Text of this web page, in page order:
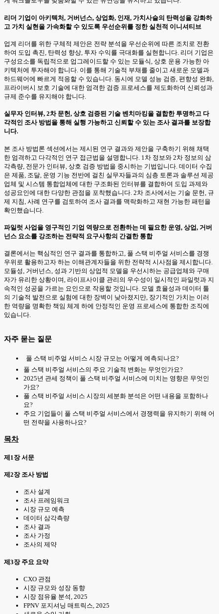
리더 기업이 아키텍처, 거버넌스, 상업화, 인재, 가치사슬의 탄력성을 강화하
고 가치 실현을 가속화할 수 있도록 우선순위를 정한 실천적 이니셔티브
업계 리더를 위한 구체적 제안은 전략 분석을 우선순위에 따른 조치로 전환
하여 도입 촉진, 탄력성 향상, 투자 수익률 극대화를 실현합니다. 리더 기업은
구성요소를 독립적으로 업그레이드할 수 있는 모듈식, 상호 운용 가능한 아
키텍처에 투자해야 합니다. 이를 통해 기술적 부채를 줄이고 새로운 모델과
하드웨어에 빠르게 적응할 수 있습니다. 동시에 모델 성능 검증, 편향성 완화,
프라이버시 보호 기술에 대한 엄격한 검증 프로세스를 제도화하여 신뢰성과
규제 준수를 유지해야 합니다.
실무자 인터뷰, 2차 문헌, 상호 검증된 기술 벤치마킹을 결합한 투명하고 다
각적인 조사 방법을 통해 실행 가능하고 신뢰할 수 있는 조사 결과를 보장합
니다.
본 조사 방법론 섹션에서는 제시된 연구 결과와 제안을 구축하기 위해 채택
한 엄격하고 다각적인 연구 접근법을 설명합니다. 1차 정보와 2차 정보의 삼
각측량, 전문가 인터뷰, 상호 검증 방법을 중시하는 기법입니다. 데이터 수집
은 제품, 조달, 운영 기능 전반에 걸친 실무자들과의 심층 토론과 솔루션 제공
업체 및 시스템 통합업체에 대한 구조화된 인터뷰를 결합하여 도입 과제와
성공요인에 대한 다양한 관점을 포착했습니다. 2차 조사에서는 기술 문헌, 규
제 지침, 사례 연구를 검토하여 조사 결과를 맥락화하고 재현 가능한 패턴을
확인했습니다.
파일럿 사업을 영구적인 기업 역량으로 전환하는 데 필요한 운영, 상업, 거버
넌스 요소를 강조하는 전략적 요구사항의 간결한 통합
결론에서는 핵심적인 연구 결과를 통합하고, 풀 스택 비주얼 서비스를 경쟁
우위로 활용하고자 하는 이해관계자들을 위한 전략적 시사점을 제시합니다.
모듈성, 거버넌스, 성과 기반의 상업적 모델을 우선시하는 공급업체와 구매
자가 유리한 상황이며, 라이프사이클 관리의 우수성이 일시적인 파일럿과 지
속적인 성공을 가르는 요인으로 작용할 것입니다. 모델 효율성과 데이터 툴
의 기술적 발전으로 실험에 대한 장벽이 낮아졌지만, 장기적인 가치는 이러
한 역량을 명확한 책임 체계 하에 안정적인 운영 프로세스에 통합한 조직에
있습니다.
자주 묻는 질문
풀 스택 비주얼 서비스 시장 규모는 어떻게 예측되나요?
풀 스택 비주얼 서비스의 주요 기술적 변화는 무엇인가요?
2025년 관세 정책이 풀 스택 비주얼 서비스에 미치는 영향은 무엇인
가요?
풀 스택 비주얼 서비스 시장의 세분화 분석은 어떤 내용을 포함하나
요?
주요 기업들이 풀 스택 비주얼 서비스에서 경쟁력을 유지하기 위해 어
떤 전략을 사용하나요?
목차
제1장 서문
제2장 조사 방법
조사 설계
조사 프레임워크
시장 규모 예측
데이터 삼각측량
조사 결과
조사 가정
조사의 제약
제3장 주요 요약
CXO 관점
시장 규모와 성장 동향
시장 점유율 분석, 2025
FPNV 포지셔닝 매트릭스, 2025